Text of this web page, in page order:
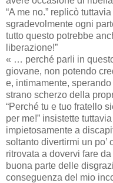
“A me no.” replicò
sgradevolmente ogni
tutto questo potrebbe
liberazione!”
« … perché parli in
giovane, non potendo
e, intimamente,
strano scherzo della
“Perché tu e tuo fratello
per me!” insistette
impietosamente a
soltanto divertirmi un
ritrovata a dovervi fare
buona parte delle
conseguenza del mio